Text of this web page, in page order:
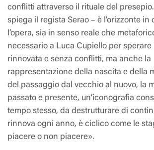
conflitti attraverso il rituale del
spiega il regista Serao – è l’orizzonte in
l’opera, sia in senso reale che
necessario a Luca Cupiello per sperare
rinnovata e senza conflitti, ma anche la
rappresentazione della nascita e della
del passaggio dal vecchio al nuovo, la
passato e presente, un’iconografia
tempo stesso, da destrutturare di
rinnova ogni anno, è ciclico come le
piacere o non piacere».